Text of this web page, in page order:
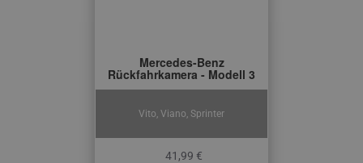
Vito, Viano, Sprinter
Mercedes-Benz
Rückfahrkamera - Modell 3
41,99 €